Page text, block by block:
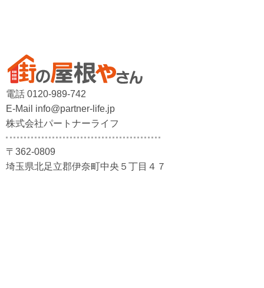
電話 0120-989-742
E-Mail info@partner-life.jp
株式会社パートナーライフ
〒362-0809
埼玉県北足立郡伊奈町中央５丁目４７